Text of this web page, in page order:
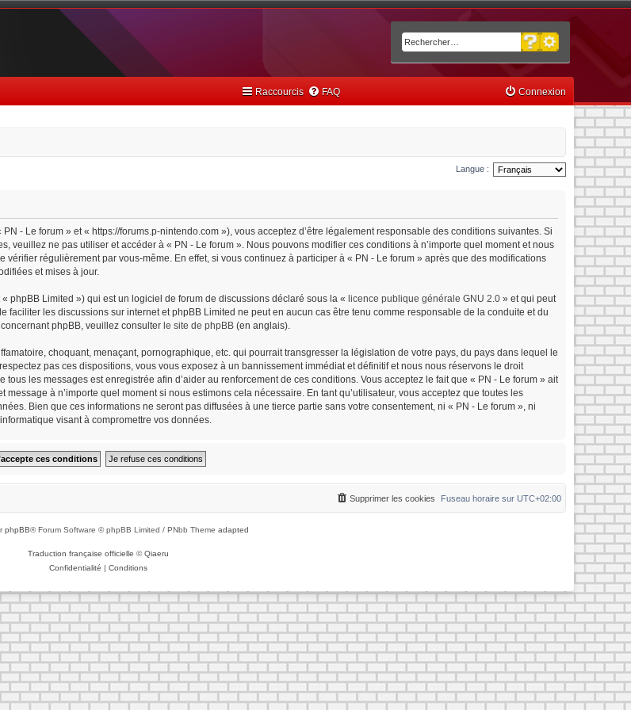
Rechercher
Recherche avancée
Raccourcis FAQ Connexion
Langue :
- Le forum » et « https://forums.p-nintendo.com »), vous acceptez d’être légalement responsable des conditions suivantes. Si
veuillez ne pas utiliser et accéder à « PN - Le forum ». Nous pouvons modifier ces conditions à n’importe quel moment et nous
régulièrement par vous-même. En effet, si vous continuez à participer à « PN - Le forum » après que des modifications
et mises à jour.
phpBB Limited ») qui est un logiciel de forum de discussions déclaré sous la « licence publique générale GNU 2.0 » et qui peut
faciliter les discussions sur internet et phpBB Limited ne peut en aucun cas être tenu comme responsable de la conduite et du
phpBB, veuillez consulter le site de phpBB (en anglais).
choquant, menaçant, pornographique, etc. qui pourrait transgresser la législation de votre pays, du pays dans lequel le
pas ces dispositions, vous vous exposez à un bannissement immédiat et définitif et nous nous réservons le droit
tous les messages est enregistrée afin d’aider au renforcement de ces conditions. Vous acceptez le fait que « PN - Le forum » ait
à n’importe quel moment si nous estimons cela nécessaire. En tant qu’utilisateur, vous acceptez que toutes les
Bien que ces informations ne seront pas diffusées à une tierce partie sans votre consentement, ni « PN - Le forum », ni
visant à compromettre vos données.
Fuseau horaire sur UTC+02:00
Supprimer les cookies
phpBB® Forum Software © phpBB Limited / PNbb Theme adapted
Traduction française officielle ©Qiaeru
Confidentialité | Conditions